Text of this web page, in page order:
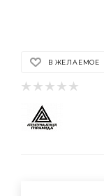
В ЖЕЛАЕМОЕ